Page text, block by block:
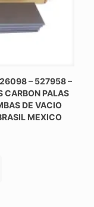
– 527958 –
CARBON PALAS
DE VACIO
MEXICO